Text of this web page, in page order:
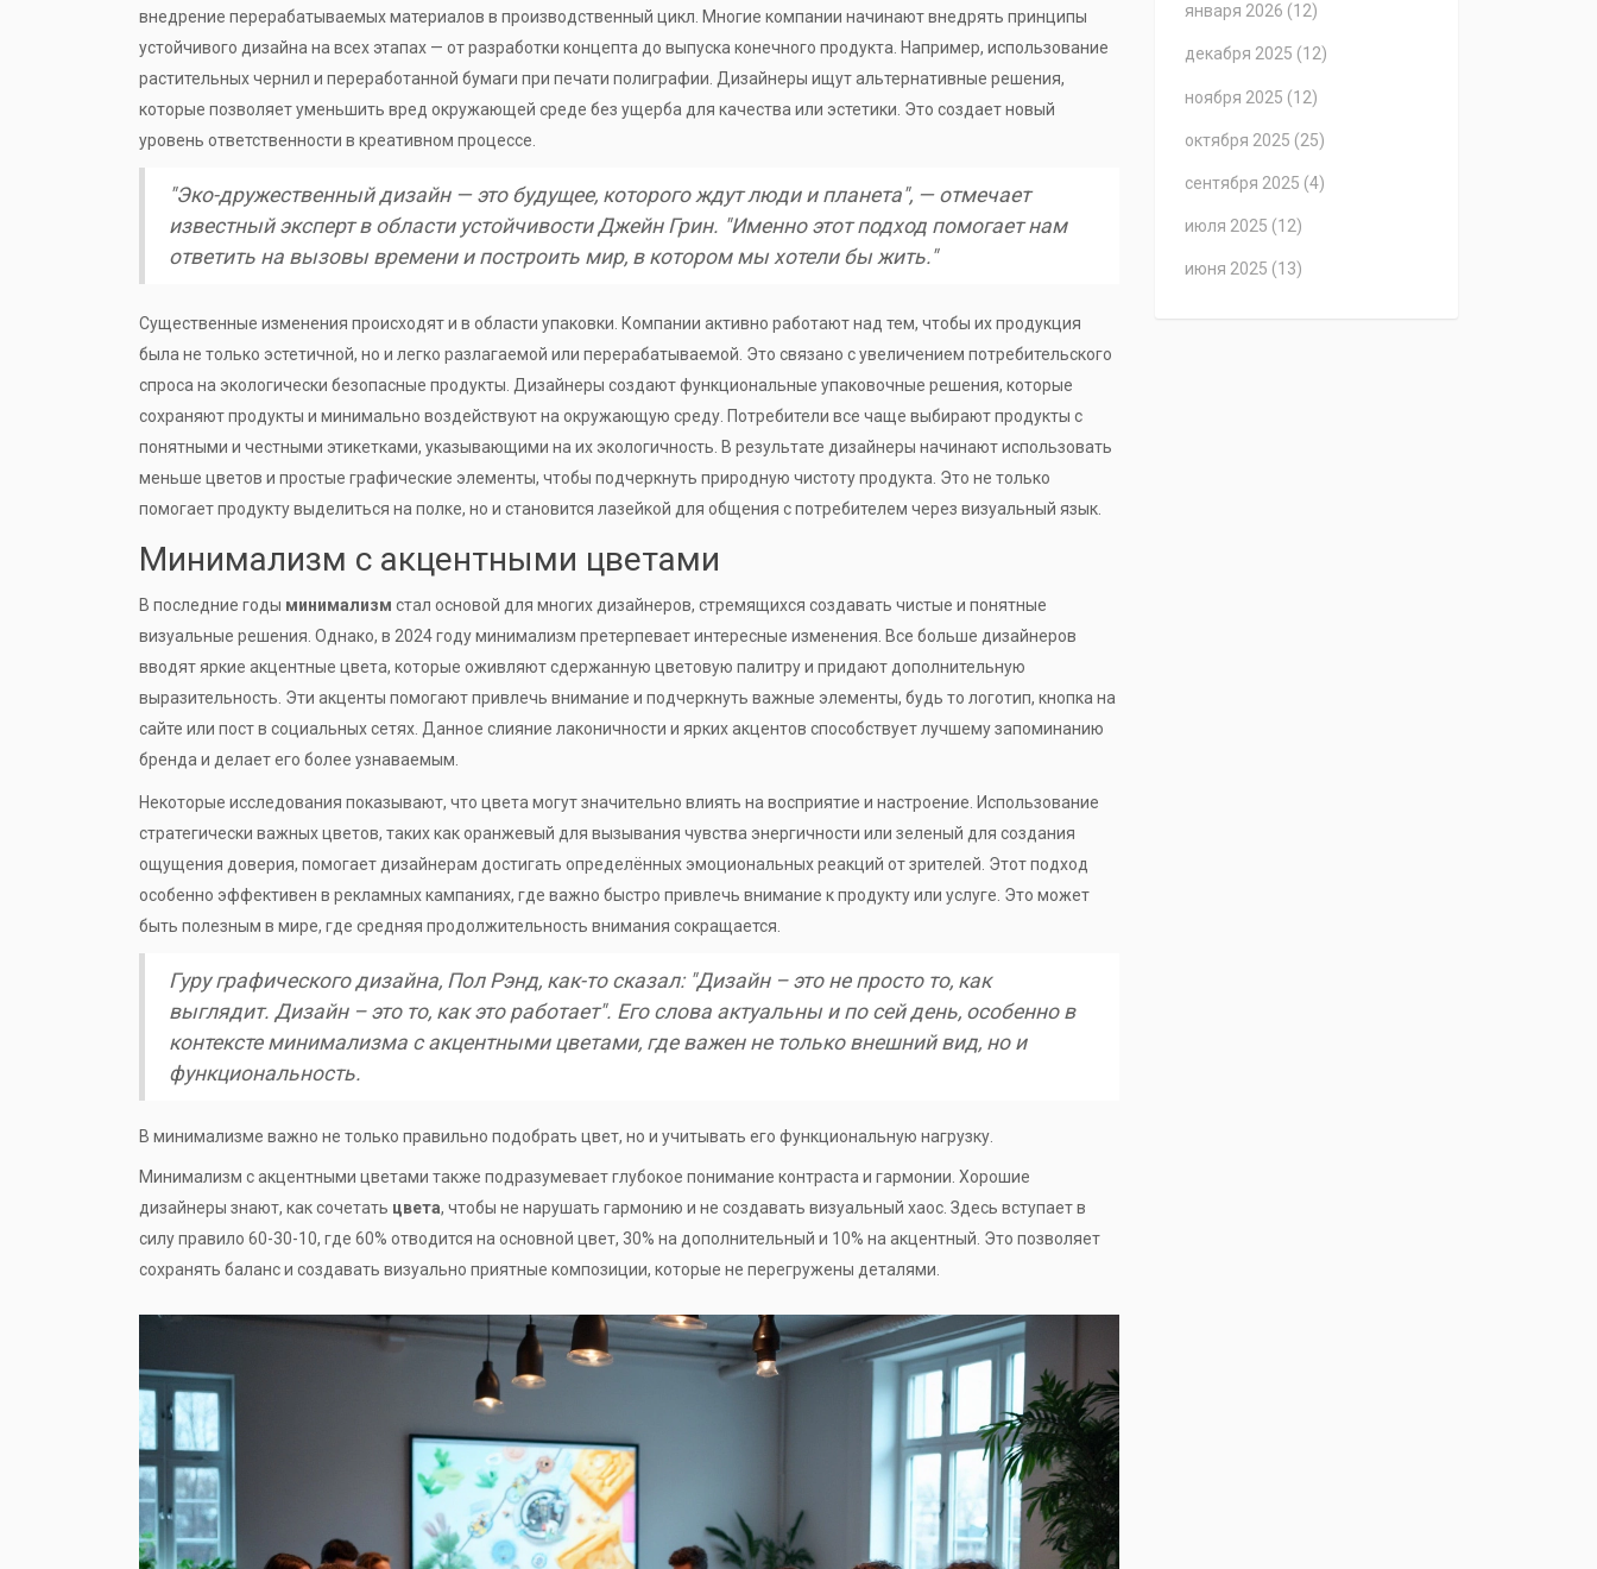
внедрение перерабатываемых материалов в производственный цикл. Многие компании начинают внедрять принципы
устойчивого дизайна на всех этапах — от разработки концепта до выпуска конечного продукта. Например, использование
растительных чернил и переработанной бумаги при печати полиграфии. Дизайнеры ищут альтернативные решения,
которые позволяет уменьшить вред окружающей среде без ущерба для качества или эстетики. Это создает новый
уровень ответственности в креативном процессе.
"Эко-дружественный дизайн — это будущее, которого ждут люди и планета", — отмечает
известный эксперт в области устойчивости Джейн Грин. "Именно этот подход помогает нам
ответить на вызовы времени и построить мир, в котором мы хотели бы жить."
Существенные изменения происходят и в области упаковки. Компании активно работают над тем, чтобы их продукция
была не только эстетичной, но и легко разлагаемой или перерабатываемой. Это связано с увеличением потребительского
спроса на экологически безопасные продукты. Дизайнеры создают функциональные упаковочные решения, которые
сохраняют продукты и минимально воздействуют на окружающую среду. Потребители все чаще выбирают продукты с
понятными и честными этикетками, указывающими на их экологичность. В результате дизайнеры начинают использовать
меньше цветов и простые графические элементы, чтобы подчеркнуть природную чистоту продукта. Это не только
помогает продукту выделиться на полке, но и становится лазейкой для общения с потребителем через визуальный язык.
Минимализм с акцентными цветами
В последние годы минимализм стал основой для многих дизайнеров, стремящихся создавать чистые и понятные
визуальные решения. Однако, в 2024 году минимализм претерпевает интересные изменения. Все больше дизайнеров
вводят яркие акцентные цвета, которые оживляют сдержанную цветовую палитру и придают дополнительную
выразительность. Эти акценты помогают привлечь внимание и подчеркнуть важные элементы, будь то логотип, кнопка на
сайте или пост в социальных сетях. Данное слияние лаконичности и ярких акцентов способствует лучшему запоминанию
бренда и делает его более узнаваемым.
Некоторые исследования показывают, что цвета могут значительно влиять на восприятие и настроение. Использование
стратегически важных цветов, таких как оранжевый для вызывания чувства энергичности или зеленый для создания
ощущения доверия, помогает дизайнерам достигать определённых эмоциональных реакций от зрителей. Этот подход
особенно эффективен в рекламных кампаниях, где важно быстро привлечь внимание к продукту или услуге. Это может
быть полезным в мире, где средняя продолжительность внимания сокращается.
Гуру графического дизайна, Пол Рэнд, как-то сказал: "Дизайн – это не просто то, как
выглядит. Дизайн – это то, как это работает". Его слова актуальны и по сей день, особенно в
контексте минимализма с акцентными цветами, где важен не только внешний вид, но и
функциональность.
В минимализме важно не только правильно подобрать цвет, но и учитывать его функциональную нагрузку.
Минимализм с акцентными цветами также подразумевает глубокое понимание контраста и гармонии. Хорошие
дизайнеры знают, как сочетать цвета, чтобы не нарушать гармонию и не создавать визуальный хаос. Здесь вступает в
силу правило 60-30-10, где 60% отводится на основной цвет, 30% на дополнительный и 10% на акцентный. Это позволяет
сохранять баланс и создавать визуально приятные композиции, которые не перегружены деталями.
января 2026 (12)
декабря 2025 (12)
ноября 2025 (12)
октября 2025 (25)
сентября 2025 (4)
июля 2025 (12)
июня 2025 (13)